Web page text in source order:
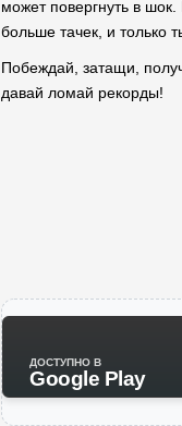
может повергнуть в
больше тачек, и только
Побеждай, затащи,
давай ломай рекорды!
ДОСТУПНО В
Google Play